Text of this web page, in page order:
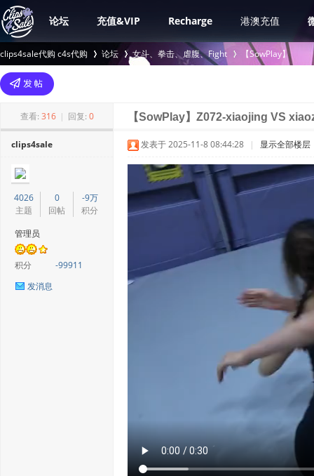
论坛 充值&VIP Recharge 港澳充值
clips4sale代购 c4s代购
>
论坛 女斗、拳击、虐腹、Fight
›
【SowPlay】
查看: 316 | 回复: 0 【SowPlay】Z072-xiaojing VS
clips4sale
4026
主题
0
回帖
-9万
积分
管理员
积分
-99911
发消息
发表于 2025-11-8 08:44:28 | 显示全部楼层